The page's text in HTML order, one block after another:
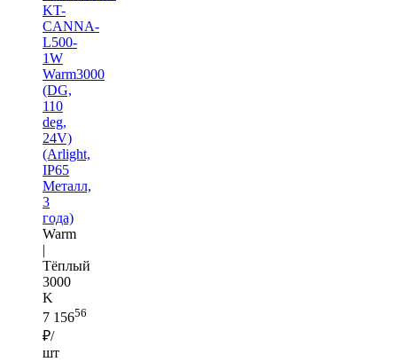
KT-
CANNA-
L500-
1W
Warm3000
(DG,
110
deg,
24V)
(Arlight,
IP65
Металл,
3
года)
Warm
|
Тёплый
3000
K
7 15656
₽/
шт